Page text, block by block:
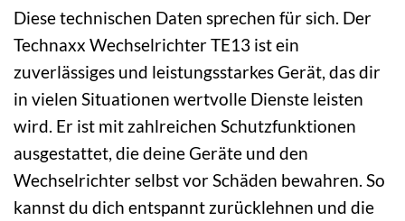
Diese technischen Daten sprechen für sich. Der
Technaxx Wechselrichter TE13 ist ein
zuverlässiges und leistungsstarkes Gerät, das dir
in vielen Situationen wertvolle Dienste leisten
wird. Er ist mit zahlreichen Schutzfunktionen
ausgestattet, die deine Geräte und den
Wechselrichter selbst vor Schäden bewahren. So
kannst du dich entspannt zurücklehnen und die